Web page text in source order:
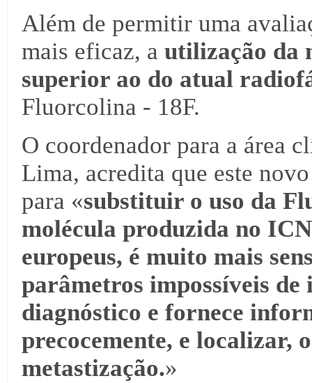
Além de permitir uma
mais eficaz, a utilização da
superior ao do atual
Fluorcolina - 18F.
O coordenador para a área
Lima, acredita que este
para «substituir o uso da
molécula produzida no
europeus, é muito mais
parâmetros impossíveis
diagnóstico e fornece
precocemente, e localizar,
metastização.»